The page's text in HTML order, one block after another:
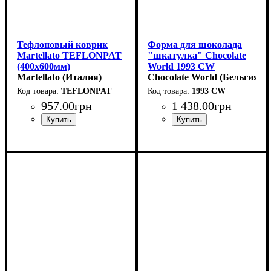
Тефлоновый коврик
Martellato TEFLONPAT
(400x600мм)
Martellato (Италия)
TEFLONPAT
957.00грн
Форма для шоколада
"шкатулка" Chocolate
World 1993 CW
BONBONNIERE
(117x117x59мм,695гр)
Chocolate World (Бельгия)
1993 CW
1 438.00грн